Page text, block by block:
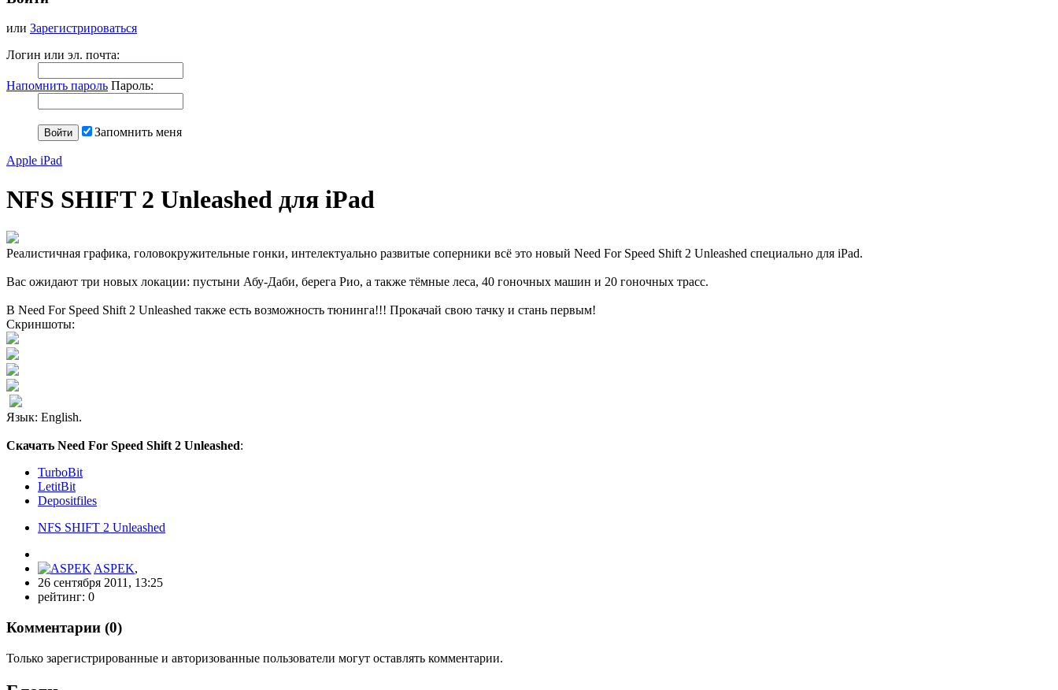
или Зарегистрироваться
Логин или эл. почта:
Напомнить пароль Пароль:
Запомнить меня
Apple iPad
NFS SHIFT 2 Unleashed для iPad
Реалистичная графика, головокружительные гонки, интелектуально развитые соперники всё это новый Need For Speed Shift 2 Unleashed специально для iPad.
Вас ожидают три новых локации: пустыни Абу-Даби, берега Рио, а также тёмные леса, 40 гоночных машин и 20 гоночных трасс.
В Need For Speed Shift 2 Unleashed также есть возможность тюнинга!!! Прокачай свою тачку и стань первым!
Скриншоты:
Язык: English.
Скачать Need For Speed Shift 2 Unleashed:
TurboBit
LetitBit
Depositfiles
NFS SHIFT 2 Unleashed
ASPEK,
26 сентября 2011, 13:25
рейтинг: 0
Комментарии (0)
Только зарегистрированные и авторизованные пользователи могут оставлять комментарии.